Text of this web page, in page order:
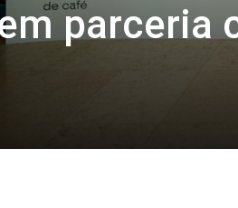
parceria